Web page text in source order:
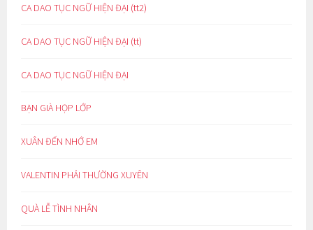
CA DAO TỤC NGỮ HIỆN ĐẠI (tt2)
CA DAO TỤC NGỮ HIỆN ĐẠI (tt)
CA DAO TỤC NGỮ HIỆN ĐẠI
BẠN GIÀ HỌP LỚP
XUÂN ĐẾN NHỚ EM
VALENTIN PHẢI THƯỜNG XUYÊN
QUÀ LỄ TÌNH NHÂN